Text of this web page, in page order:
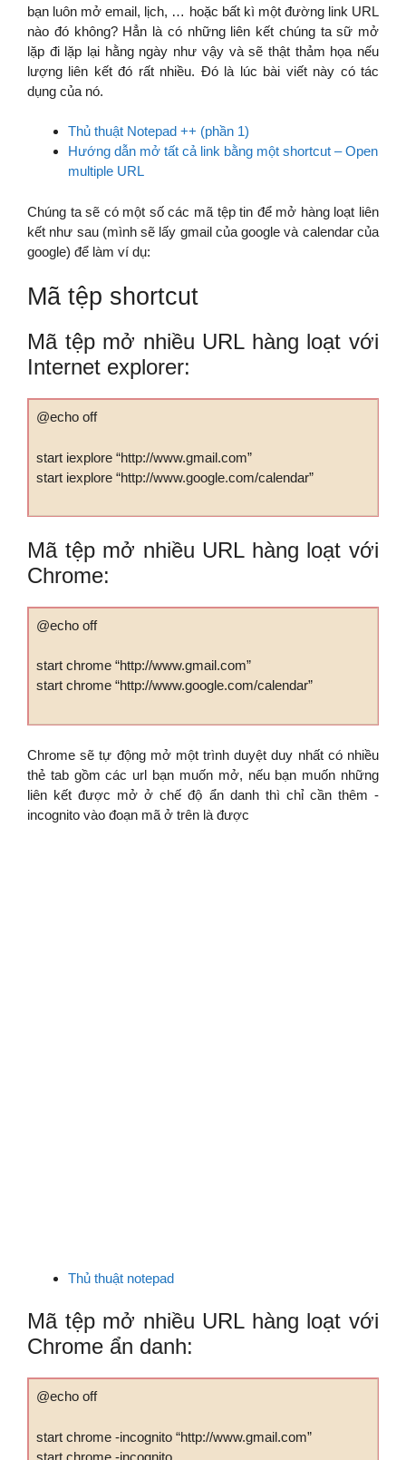
bạn luôn mở email, lịch, … hoặc bất kì một đường link URL
nào đó không? Hẳn là có những liên kết chúng ta sữ mở
lặp đi lặp lại hằng ngày như vậy và sẽ thật thảm họa nếu
lượng liên kết đó rất nhiều. Đó là lúc bài viết này có tác
dụng của nó.
Thủ thuật Notepad ++ (phần 1)
Hướng dẫn mở tất cả link bằng một shortcut – Open
multiple URL
Chúng ta sẽ có một số các mã tệp tin để mở hàng loạt liên
kết như sau (mình sẽ lấy gmail của google và calendar của
google) để làm ví dụ:
Mã tệp shortcut
Mã tệp mở nhiều URL hàng loạt với
Internet explorer:
@echo off
start iexplore “http://www.gmail.com”
start iexplore “http://www.google.com/calendar”
Mã tệp mở nhiều URL hàng loạt với
Chrome:
@echo off
start chrome “http://www.gmail.com”
start chrome “http://www.google.com/calendar”
Chrome sẽ tự động mở một trình duyệt duy nhất có nhiều
thẻ tab gồm các url bạn muốn mở, nếu bạn muốn những
liên kết được mở ở chế độ ẩn danh thì chỉ cần thêm -
incognito vào đoạn mã ở trên là được
Thủ thuật notepad
Mã tệp mở nhiều URL hàng loạt với
Chrome ẩn danh:
@echo off
start chrome -incognito “http://www.gmail.com”
start chrome -incognito